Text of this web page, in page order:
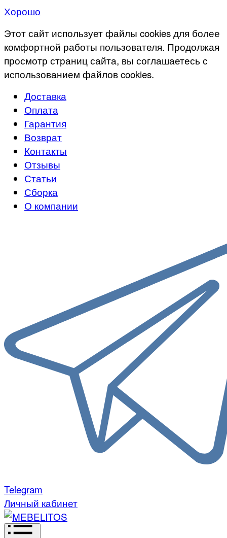
Хорошо
Этот сайт использует файлы cookies для более
комфортной работы пользователя. Продолжая
просмотр страниц сайта, вы соглашаетесь с
использованием файлов cookies.
Доставка
Оплата
Гарантия
Возврат
Контакты
Отзывы
Статьи
Сборка
О компании
Telegram
Личный кабинет